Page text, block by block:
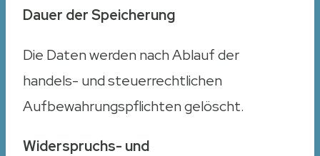
Dauer der Speicherung
Die Daten werden nach Ablauf der
handels- und steuerrechtlichen
Aufbewahrungspflichten gelöscht.
Widerspruchs- und